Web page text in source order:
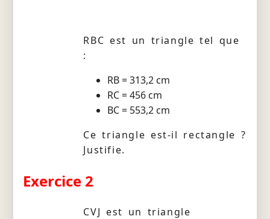
RBC est un triangle tel que
:
RB = 313,2 cm
RC = 456 cm
BC = 553,2 cm
Ce triangle est-il rectangle ?
Justifie.
Exercice 2
CVJ est un triangle